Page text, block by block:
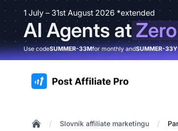
1 July – 31st August 2026 *extended
AI Agents at
Use codeSUMMER-33Mfor monthly andSUMMER-33Y
:site.title
/ Slovník affiliate marketingu /